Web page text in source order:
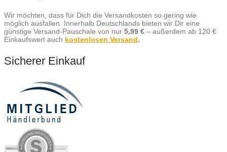
Wir möchten, dass für Dich die Versandkosten so gering wie
möglich ausfallen. Innerhalb Deutschlands bieten wir Dir eine
günstige Versand-Pauschale von nur 5,99 € – außerdem ab 120 €
Einkaufswert auch kostenlosen Versand.
Sicherer Einkauf